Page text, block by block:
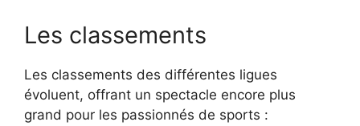
Les classements
Les classements des différentes ligues
évoluent, offrant un spectacle encore plus
grand pour les passionnés de sports :